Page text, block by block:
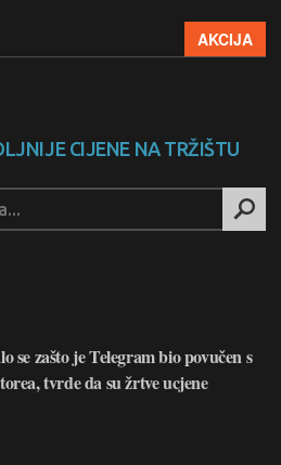
AKCIJA
CIJENE NA TRŽIŠTU
se zašto je Telegram bio povučen s
tvrde da su žrtve ucjene